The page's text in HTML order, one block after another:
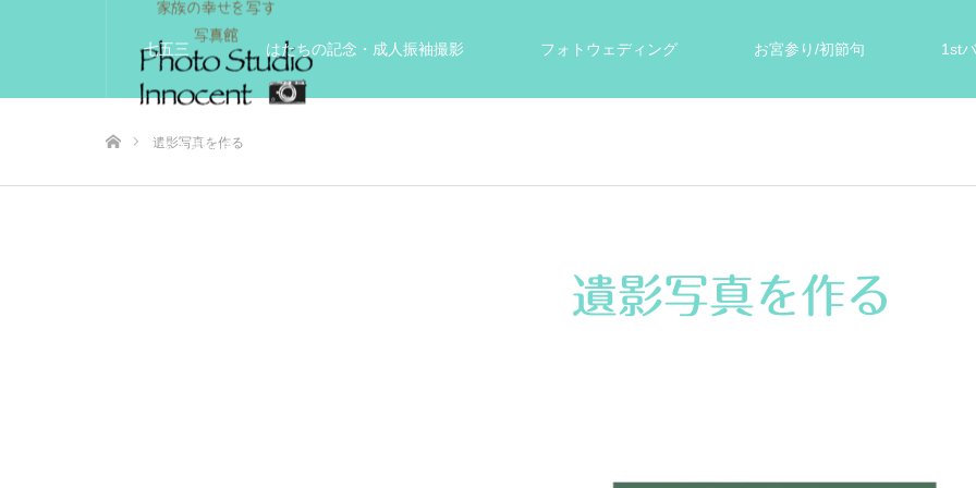
七五三 はたちの記念・成人振袖撮影 フォトウェディング お宮参り/初節句 1st
入学入園記念
ホーム
遺影写真を作る
遺影写真を作る